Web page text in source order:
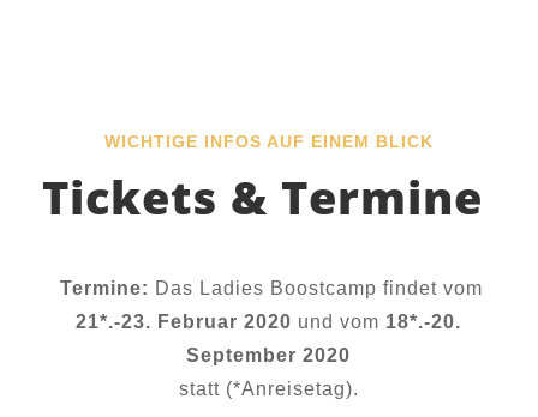
WICHTIGE INFOS AUF EINEM BLICK
Tickets & Termine
Termine: Das Ladies Boostcamp findet vom
21*.-23. Februar 2020 und vom 18*.-20.
September 2020
statt (*Anreisetag).